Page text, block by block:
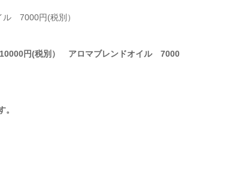
7000円(税別）
10000円(税別） アロマブレンドオイル 7000